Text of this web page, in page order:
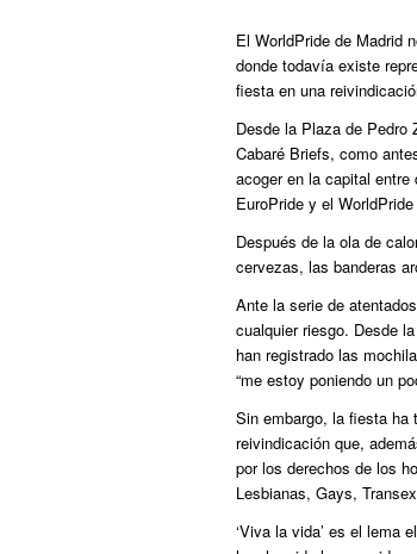
El WorldPride de Madrid
donde todavía existe
fiesta en una
Desde la Plaza de Pedro
Cabaré Briefs, como
acoger en la capital
EuroPride y el
Después de la ola de
cervezas, las banderas
Ante la serie de
cualquier riesgo. Desde
han registrado las
“me estoy poniendo un
Sin embargo, la fiesta ha
reivindicación que,
por los derechos de los
Lesbianas, Gays,
‘Viva la vida’ es el lema